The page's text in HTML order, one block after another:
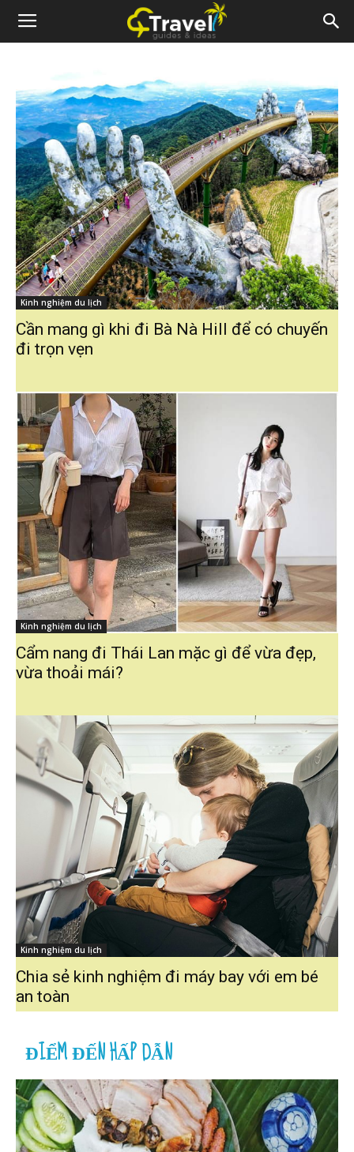
Kinh nghiệm du lịch
Cần mang gì khi đi Bà Nà Hill để có chuyến
đi trọn vẹn
Kinh nghiệm du lịch
Cẩm nang đi Thái Lan mặc gì để vừa đẹp,
vừa thoải mái?
Kinh nghiệm du lịch
Chia sẻ kinh nghiệm đi máy bay với em bé
an toàn
ĐIỂM ĐẾN HẤP DẪN